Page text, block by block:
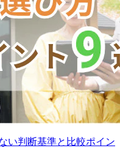
い判断基準と比較ポイン